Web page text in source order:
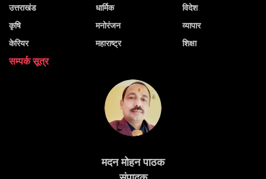
उत्तराखंड
कृषि
केरियर
धार्मिक
मनोरंजन
महाराष्ट्र
विदेश
व्यापार
शिक्षा
सम्पर्क सूत्र
मदन मोहन पाठक